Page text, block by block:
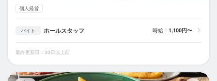
個人経営
バイト ホールスタッフ 時給： 1,100円〜
最終更新日：30日以上前